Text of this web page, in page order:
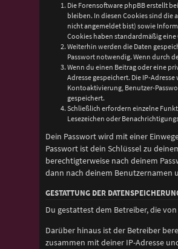
Die Forensoftware phpBB erstellt
bleiben. In diesen Cookies sind die
nicht angemeldet bist) sowie
Cookies haben standardmäßig
Weiterhin werden die Daten
Passwort notwendig. Wenn durch
Wenn du einen Beitrag oder eine
Adresse gespeichert. Die IP-
Kontoaktivierung, Benutzer-
gespeichert.
Schließlich erfordern einzelne
Lesezeichen oder
Dein Passwort wird mit einer
Passwort ist dein Schlüssel zu
berechtigterweise nach deinem
dann nach deinem Benutzernamen
GESTATTUNG DER
Du gestattest dem Betreiber, die
Darüber hinaus ist der Betreiber
zusammen mit deiner IP-Adresse